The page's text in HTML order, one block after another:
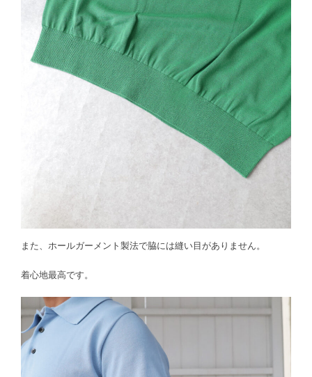
また、ホールガーメント製法で脇には縫い目がありません。
着心地最高です。